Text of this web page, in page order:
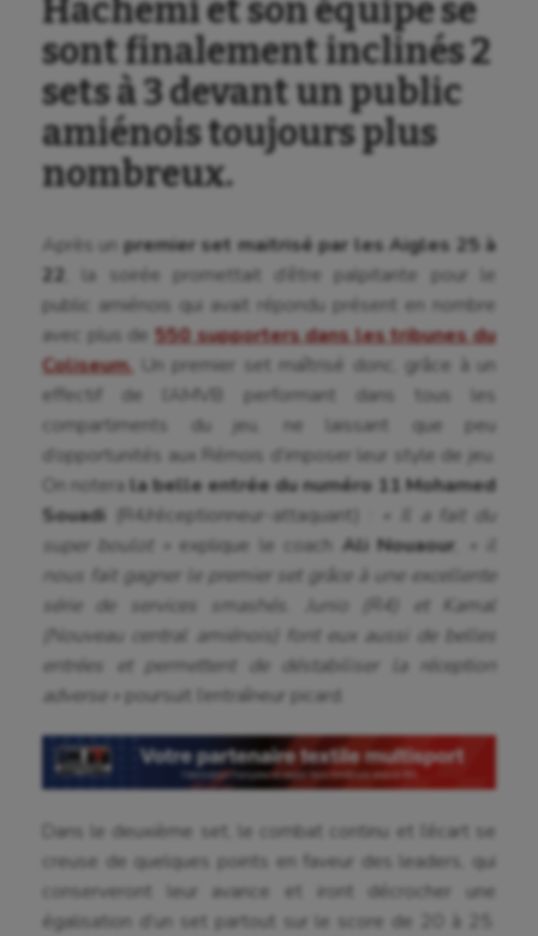
Aéronautique
Auto
Balle à la main
Baseball
Hachemi et son équipe se
sont finalement inclinés 2
sets à 3 devant un public
amiénois toujours plus
nombreux.
Après un premier set maitrisé par les Aigles 25 à
22
, la soirée promettait d’être palpitante pour le
public amiénois qui avait répondu présent en nombre
avec plus de 550 supporters dans les tribunes du
Coliseum. Un premier set maîtrisé donc, grâce à un
effectif de l’AMVB performant dans tous les
compartiments du jeu, ne laissant que peu
d’opportunités aux Rémois d’imposer leur style de jeu.
On notera la belle entrée du numéro 11 Mohamed
Souadi
(R4/réceptionneur-attaquant) :
« Il a fait du
super boulot » explique le coach Ali Nouaour
nous fait gagner le premier set grâce à une excellente
série de services smashés. Junio (R4) et Kamal
(Nouveau central amiénois) font eux aussi de belles
entrées et permettent de déstabiliser la réception
adverse » poursuit l’entraîneur picard.
Dans le deuxième set, le combat continu et l’écart se
creuse de quelques points en faveur des leaders, qui
conserveront leur avance et iront décrocher une
égalisation d’un set partout sur le score de 20 à 25.